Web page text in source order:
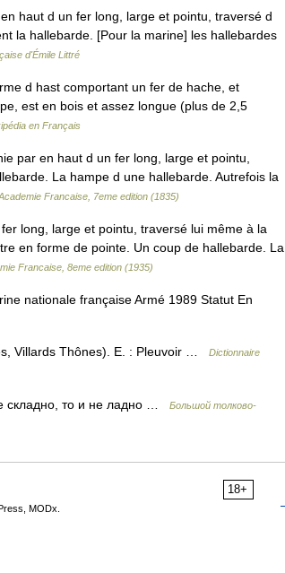
haut d un fer long, large et pointu, traversé d
la hallebarde. [Pour la marine] les hallebardes
d'Émile Littré
d hast comportant un fer de hache, et
est en bois et assez longue (plus de 2,5
en Français
par en haut d un fer long, large et pointu,
La hampe d une hallebarde. Autrefois la
Francaise, 7eme edition (1835)
long, large et pointu, traversé lui même à la
en forme de pointe. Un coup de hallebarde. La
Francaise, 8eme edition (1935)
nationale française Armé 1989 Statut En
Villards Thônes). E. : Pleuvoir …
Dictionnaire
то и не ладно …
Большой толково-
18+
MODx.